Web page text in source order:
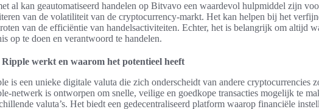
al kan geautomatiseerd handelen op Bitvavo een waardevol hulpmiddel zijn
van de volatiliteit van de cryptocurrency-markt. Het kan helpen bij het
van de efficiëntie van handelsactiviteiten. Echter, het is belangrijk om altijd
op te doen en verantwoord te handelen.
Ripple werkt en waarom het potentieel heeft
is een unieke digitale valuta die zich onderscheidt van andere cryptocurrencies
netwerk is ontworpen om snelle, veilige en goedkope transacties mogelijk te
valuta’s. Het biedt een gedecentraliseerd platform waarop financiële